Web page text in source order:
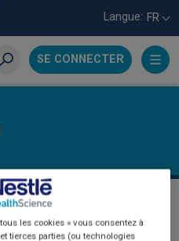
Langue: FR
SE CONNECTER
Recherche
les cookies » vous consentez à
tierces parties (ou technologies